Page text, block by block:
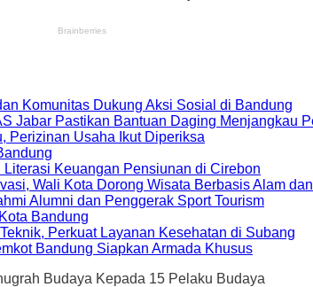
Komunitas Dukung Aksi Sosial di Bandung
Jabar Pastikan Bantuan Daging Menjangkau
Perizinan Usaha Ikut Diperiksa
Keuangan Pensiunan di Cirebon
Wali Kota Dorong Wisata Berbasis Alam
Alumni dan Penggerak Sport Tourism
Bandung
Perkuat Layanan Kesehatan di Subang
Bandung Siapkan Armada Khusus
Budaya Kepada 15 Pelaku Budaya